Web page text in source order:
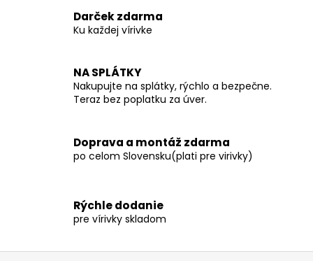
a
c
r
v
y
v
ý
i
s
u
a
Darček zdarma
Ku každej vírivke
NA SPLÁTKY
Nakupujte na splátky, rýchlo a bezpečne.
Teraz bez poplatku za úver.
Doprava a montáž zdarma
po celom Slovensku(plati pre virivky)
Rýchle dodanie
pre vírivky skladom